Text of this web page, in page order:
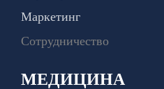
Маркетинг
Сотрудничество
МЕДИЦИНА